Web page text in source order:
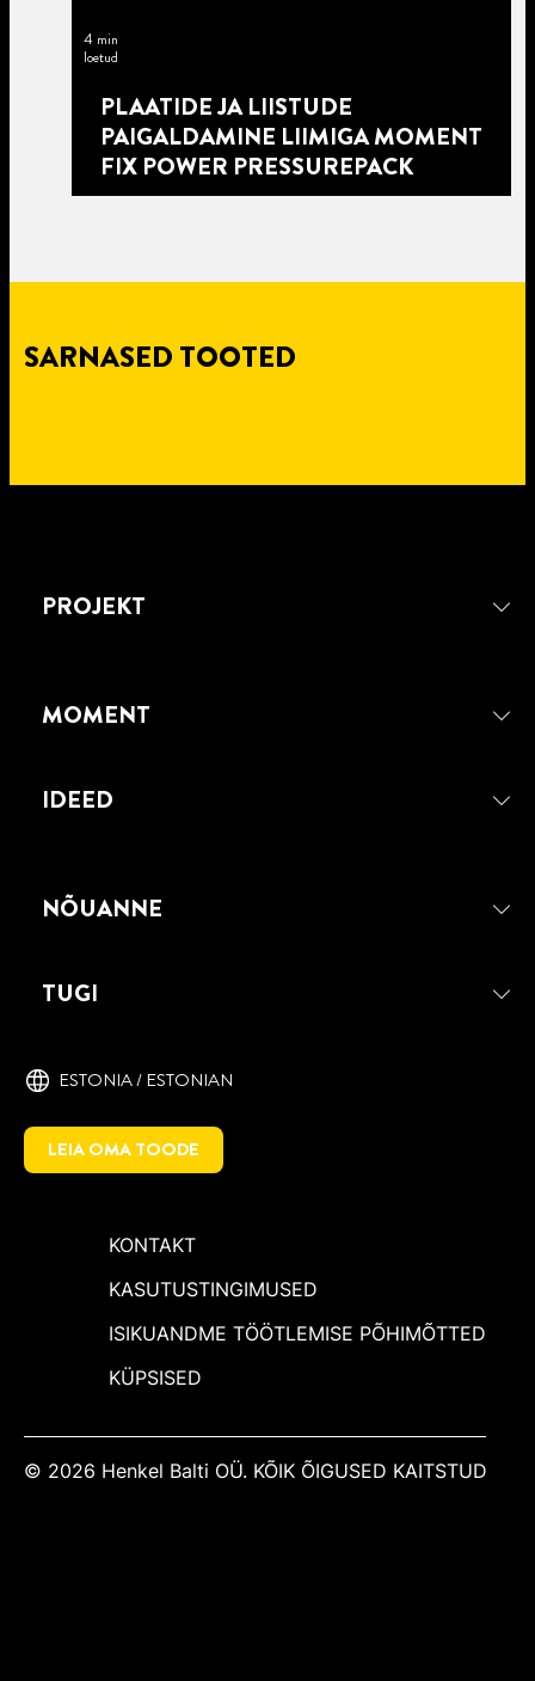
4 min
loetud
PLAATIDE JA LIISTUDE
PAIGALDAMINE LIIMIGA MOMENT
FIX POWER PRESSUREPACK
SARNASED TOOTED
PROJEKT
MOMENT
IDEED
NÕUANNE
TUGI
ESTONIA / ESTONIAN
LEIA OMA TOODE
KONTAKT
KASUTUSTINGIMUSED
ISIKUANDME TÖÖTLEMISE PÕHIMÕTTED
KÜPSISED
© 2026 Henkel Balti OÜ. KÕIK ÕIGUSED KAITSTUD